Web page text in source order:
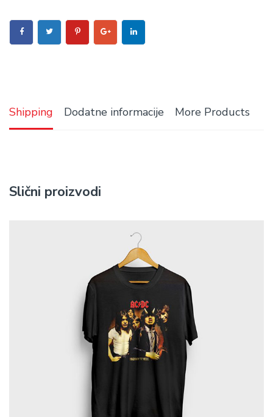
Shipping Dodatne informacije More Products
Slični proizvodi